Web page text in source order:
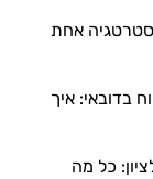
אחת
בדובאי: איך
כל מה